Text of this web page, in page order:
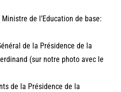
de l’Education de base:
de la Présidence de la
(sur notre photo avec le
de la Présidence de la